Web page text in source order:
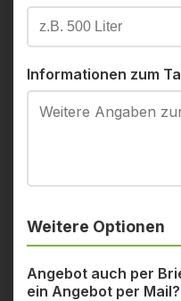
Informationen zum
Weitere Optionen
Angebot auch per
ein Angebot per Mail?